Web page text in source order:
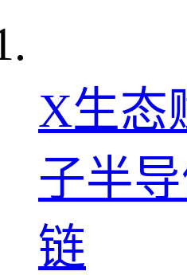
X生态
子半
链